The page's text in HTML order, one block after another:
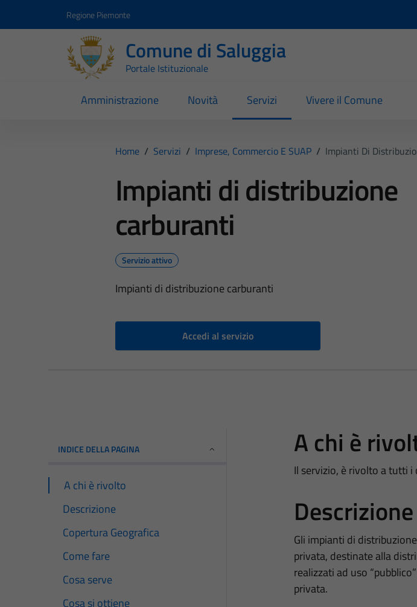
Regione Piemonte
Comune di Saluggia
Portale Istituzionale
Amministrazione Novità Servizi Vivere il Comune
Home / Servizi / Imprese, Commercio E SUAP / Impianti Di
Impianti di distribuzione
carburanti
Servizio attivo
Impianti di distribuzione carburanti
Accedi al servizio
INDICE DELLA PAGINA
A chi è rivolto
Descrizione
Copertura Geografica
Come fare
Cosa serve
Cosa si ottiene
A chi è
Il servizio, è rivolto a tutti
Descrizione
Gli impianti di
privata, destinate alla
realizzati ad uso
privata.